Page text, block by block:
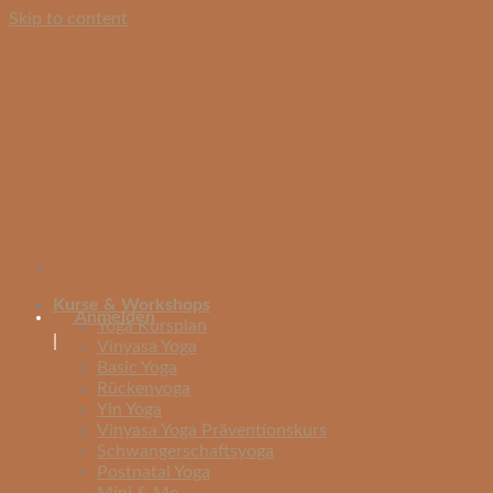
Skip to content
Kurse & Workshops
Yoga Kursplan
Vinyasa Yoga
Basic Yoga
Rückenyoga
Yin Yoga
Vinyasa Yoga Präventionskurs
Schwangerschaftsyoga
Postnatal Yoga
Anmelden